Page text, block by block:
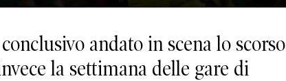
andato in scena lo scorso
la settimana delle gare di